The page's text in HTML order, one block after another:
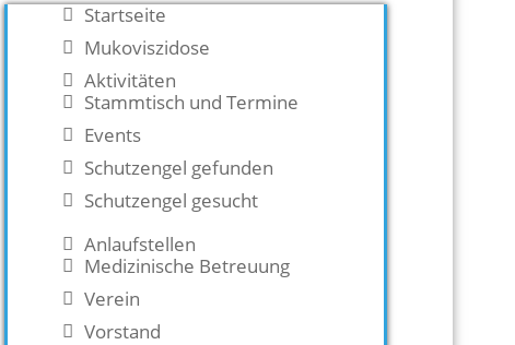
Startseite
Mukoviszidose
Aktivitäten
Stammtisch und Termine
Events
Schutzengel gefunden
Schutzengel gesucht
Anlaufstellen
Medizinische Betreuung
Verein
Vorstand